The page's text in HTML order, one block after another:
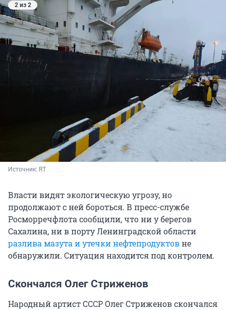
2 из 2
Источник: RT
Власти видят экологическую угрозу, но
продолжают с ней бороться. В пресс-службе
Росморречфлота сообщили, что ни у берегов
Сахалина, ни в порту Ленинградской области
разлива мазута и утечки нефтепродуктовне
обнаружили. Ситуация находится под контролем.
Скончался Олег Стриженов
Народный артист СССР Олег Стриженов скончался